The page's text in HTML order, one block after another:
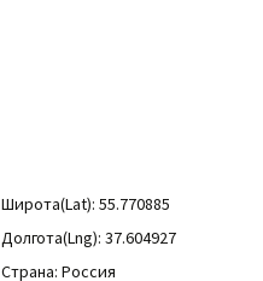
Широта(Lat): 55.770885
Долгота(Lng): 37.604927
Страна: Россия